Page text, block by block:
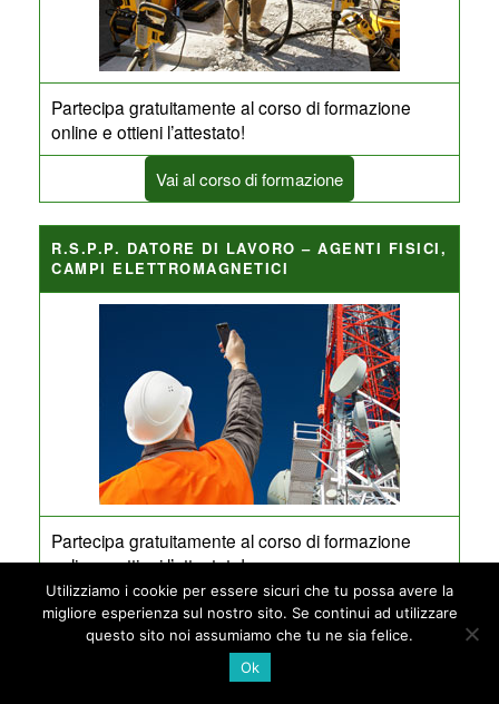
Partecipa gratuitamente al corso di formazione
online e ottieni l’attestato!
Vai al corso di formazione
R.S.P.P. DATORE DI LAVORO – AGENTI FISICI,
CAMPI ELETTROMAGNETICI
Partecipa gratuitamente al corso di formazione
online e ottieni l’attestato!
Vai al corso di formazione
R.S.P.P. DATORE DI LAVORO – AGENTI FISICI,
Utilizziamo i cookie per essere sicuri che tu possa avere la
migliore esperienza sul nostro sito. Se continui ad utilizzare
questo sito noi assumiamo che tu ne sia felice.
Ok